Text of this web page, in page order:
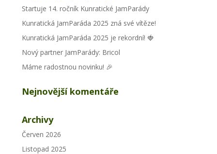
Startuje 14. ročník Kunratické JamParády
Kunratická JamParáda 2025 zná své vítěze!
Kunratická JamParáda 2025 je rekordní! 🍓
Nový partner JamParády: Bricol
Máme radostnou novinku! 🎉
Nejnovější komentáře
Archivy
Červen 2026
Listopad 2025